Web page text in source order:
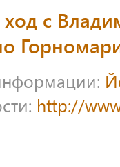
с
http://